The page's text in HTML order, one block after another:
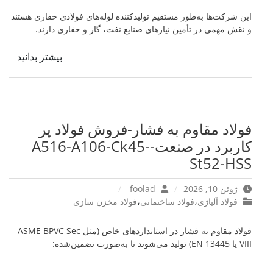
این شرکت‌ها به‌طور مستقیم تولیدکننده لوله‌های فولادی حفاری هستند
و نقش مهمی در تأمین نیازهای صنایع نفت، گاز و حفاری دارند.
بیشتر بدانید
فولاد مقاوم به فشار-فروش فولاد پر
کاربرد در صنعت-A516-A106-Ck45-
St52-HSS
ژوئن 10, 2026
فولاد آلیاژی،فولاد ساختمانی،فولاد مخزن سازی
فولاد مقاوم به فشار در استانداردهای خاص (مثل ASME BPVC Sec
VIII یا EN 13445) تولید می‌شوند تا به‌صورت تضمین‌شده: